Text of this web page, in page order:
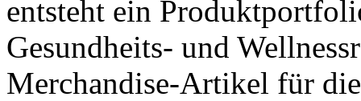
entsteht ein
Gesundheits- und
Merchandise-Artikel für